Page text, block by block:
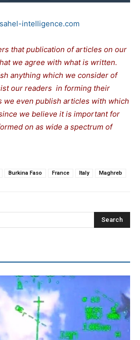
sahel-intelligence.com
that publication of articles on our
we agree with what is written.
anything which we consider of
our readers in forming their
we even publish articles with which
we believe it is important for
on as wide a spectrum of
Burkina Faso France Italy Maghreb
Search